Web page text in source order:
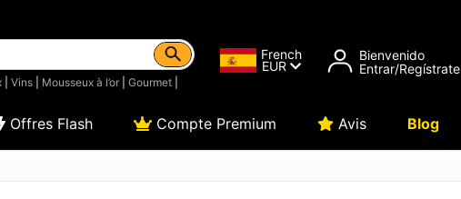
| Vins| Mousseux à l’or| Gourmet|
French
EUR
Bienvenido
Entrar/Regístrate
Offres Flash Compte Premium Avis Blog